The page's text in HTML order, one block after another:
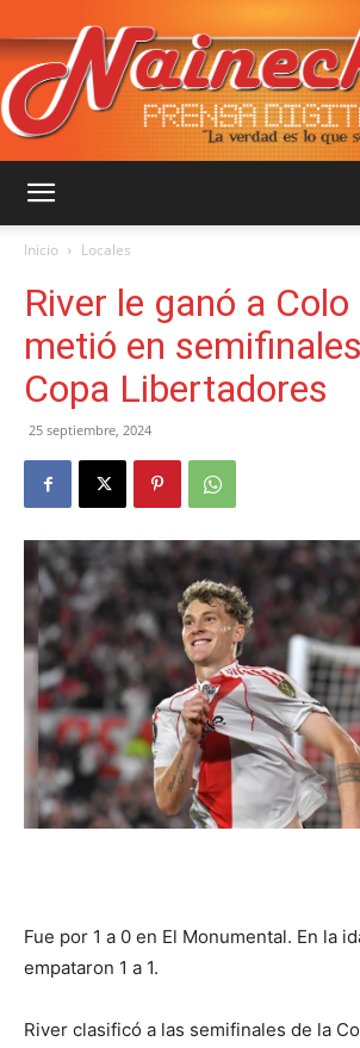
NAINECK
La
Inicio Locales
River le ganó a
metió en
Copa Libertadores
25 septiembre, 2024
Fue por 1 a 0 en El Monumental. En la
empataron 1 a 1.
River clasificó a las semifinales de la